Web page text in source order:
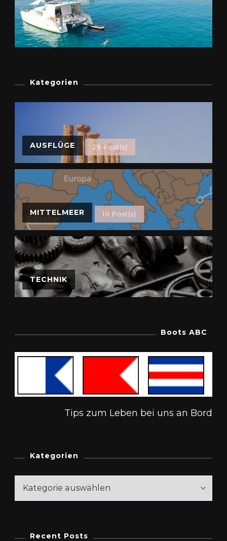
Kategorien
AUSFLÜGE 29 Post(s)
MITTELMEER 10 Post(s)
TECHNIK
Boots ABC
Tips zum Leben bei uns an Bord
Kategorien
Kategorien
Recent Posts